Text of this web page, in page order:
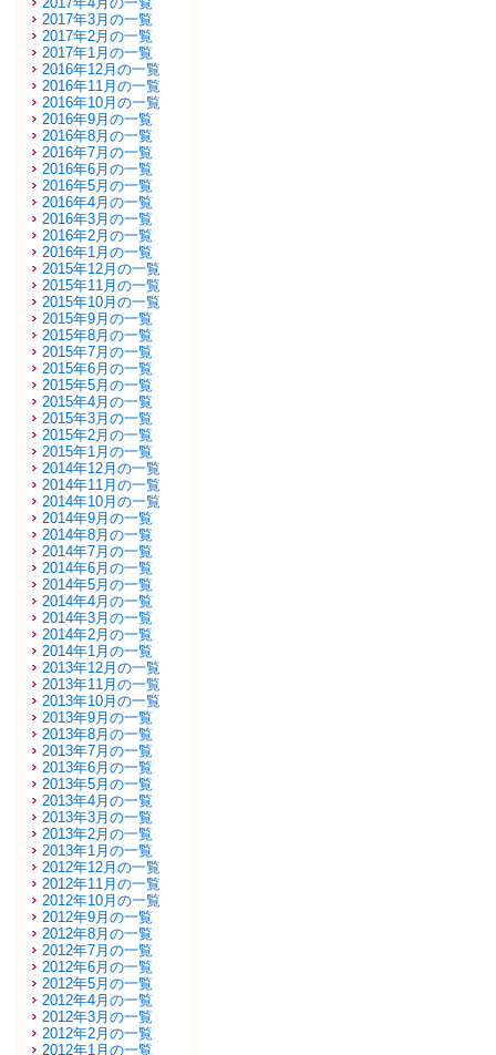
2017年3月の一覧
2017年2月の一覧
2017年1月の一覧
2016年12月の一覧
2016年11月の一覧
2016年10月の一覧
2016年9月の一覧
2016年8月の一覧
2016年7月の一覧
2016年6月の一覧
2016年5月の一覧
2016年4月の一覧
2016年3月の一覧
2016年2月の一覧
2016年1月の一覧
2015年12月の一覧
2015年11月の一覧
2015年10月の一覧
2015年9月の一覧
2015年8月の一覧
2015年7月の一覧
2015年6月の一覧
2015年5月の一覧
2015年4月の一覧
2015年3月の一覧
2015年2月の一覧
2015年1月の一覧
2014年12月の一覧
2014年11月の一覧
2014年10月の一覧
2014年9月の一覧
2014年8月の一覧
2014年7月の一覧
2014年6月の一覧
2014年5月の一覧
2014年4月の一覧
2014年3月の一覧
2014年2月の一覧
2014年1月の一覧
2013年12月の一覧
2013年11月の一覧
2013年10月の一覧
2013年9月の一覧
2013年8月の一覧
2013年7月の一覧
2013年6月の一覧
2013年5月の一覧
2013年4月の一覧
2013年3月の一覧
2013年2月の一覧
2013年1月の一覧
2012年12月の一覧
2012年11月の一覧
2012年10月の一覧
2012年9月の一覧
2012年8月の一覧
2012年7月の一覧
2012年6月の一覧
2012年5月の一覧
2012年4月の一覧
2012年3月の一覧
2012年2月の一覧
2012年1月の一覧